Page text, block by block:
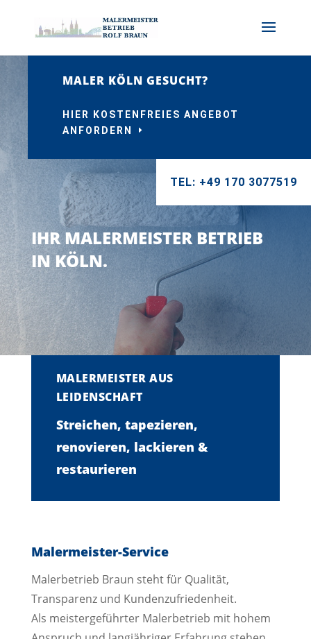
MALER KÖLN GESUCHT?
HIER KOSTENFREIES ANGEBOT
ANFORDERN
TEL: +49 170 3077519
IHR MALERMEISTER BETRIEB
IN KÖLN.
MALERMEISTER AUS
LEIDENSCHAFT
Streichen, tapezieren,
renovieren, lackieren &
restaurieren
Malermeister-Service
Malerbetrieb Braun steht für Qualität,
Transparenz und Kundenzufriedenheit.
Als meistergeführter Malerbetrieb mit hohem